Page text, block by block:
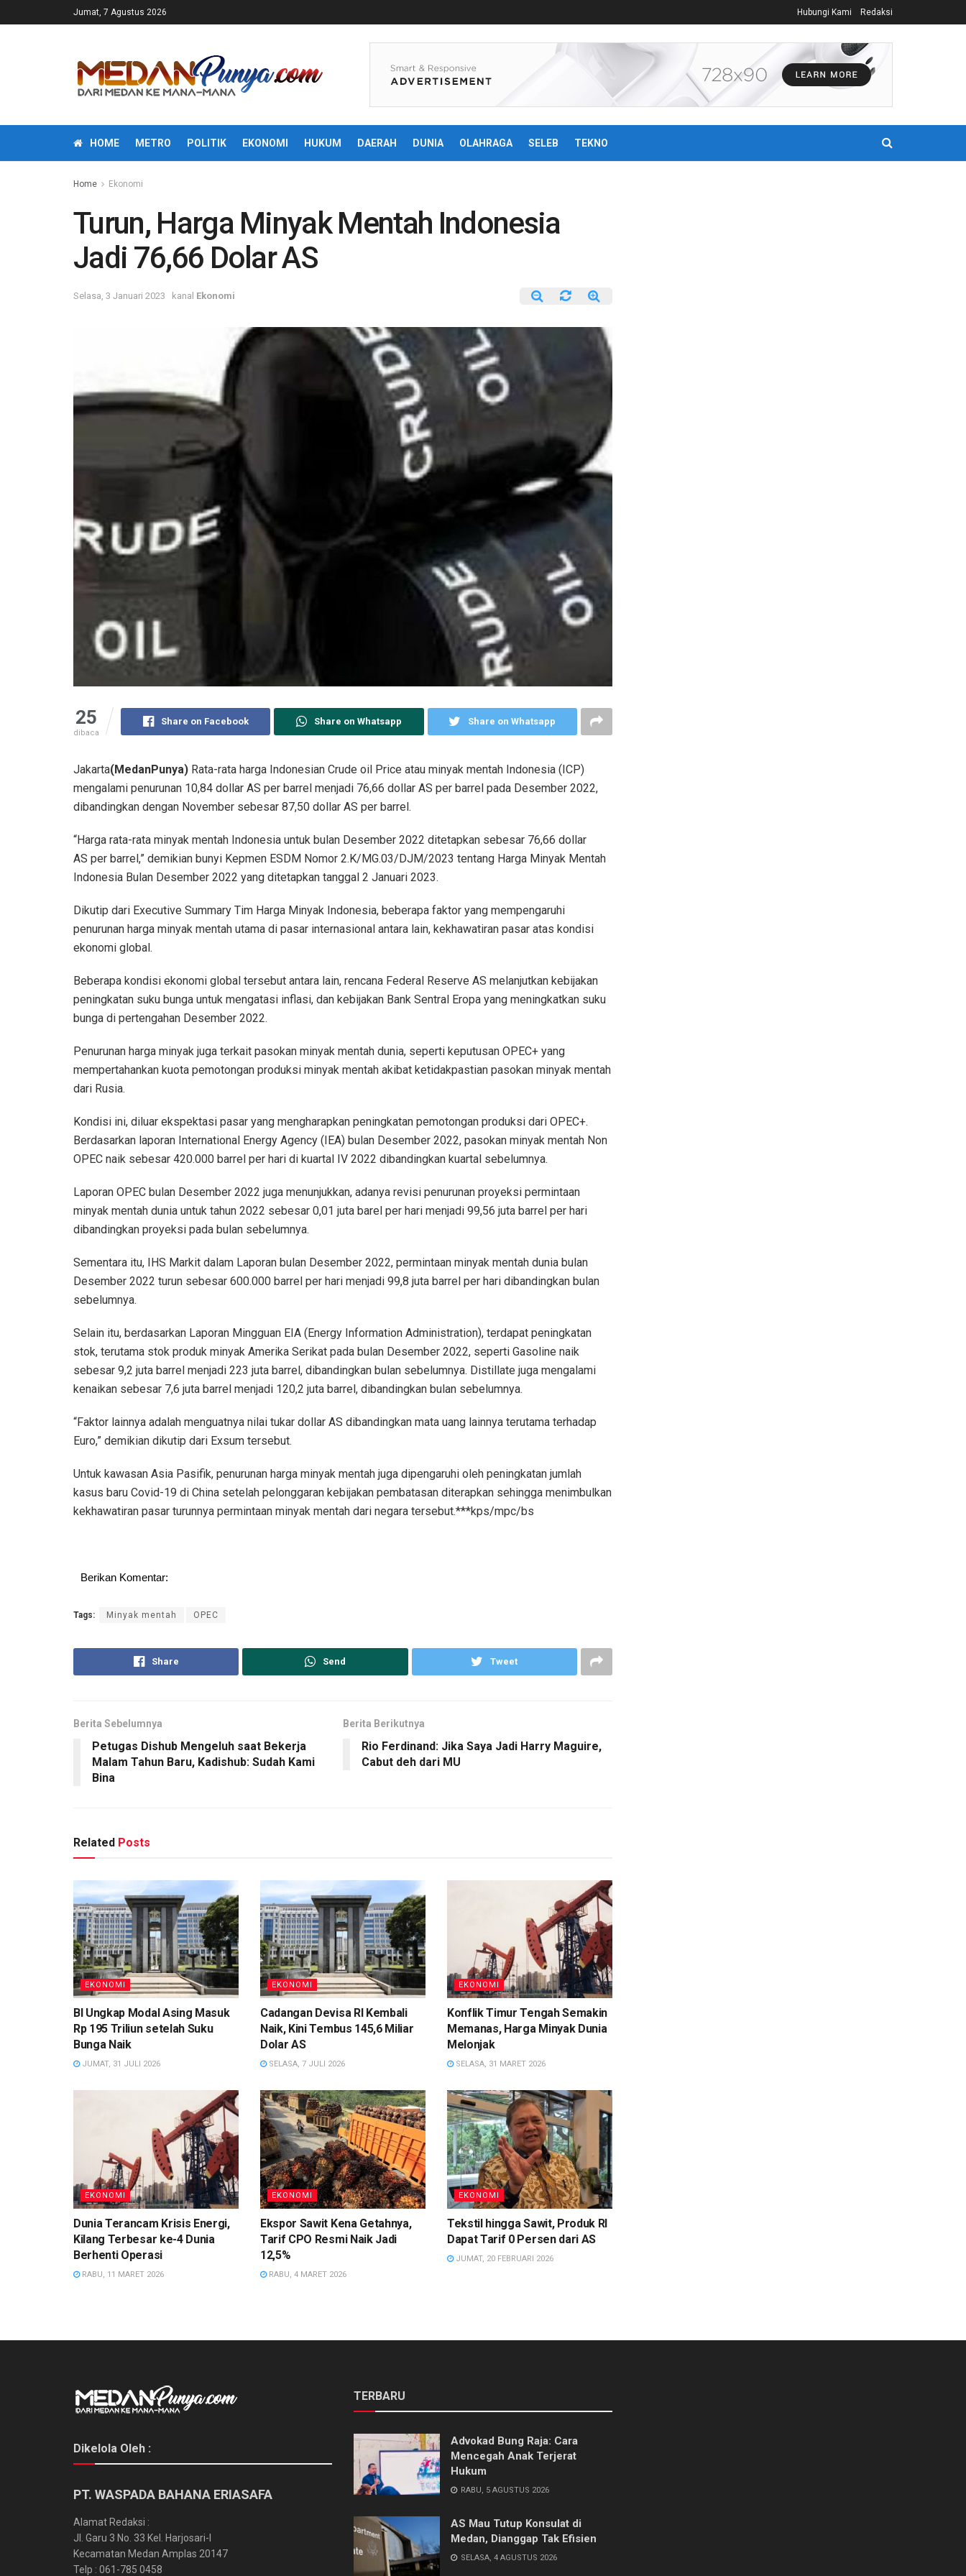
Jumat, 7 Agustus 2026 Hubungi Kami Redaksi
HOME METRO POLITIK EKONOMI HUKUM DAERAH DUNIA OLAHRAGA SELEB TEKNO
Home Ekonomi
Turun, Harga Minyak Mentah Indonesia
Jadi 76,66 Dolar AS
Selasa, 3 Januari 2023 kanal Ekonomi
25
dibaca
Share on Facebook Share on Whatsapp Share on Whatsapp
Jakarta(MedanPunya) Rata-rata harga Indonesian Crude oil Price atau minyak mentah Indonesia (ICP)
mengalami penurunan 10,84 dollar AS per barrel menjadi 76,66 dollar AS per barrel pada Desember 2022,
dibandingkan dengan November sebesar 87,50 dollar AS per barrel.
“Harga rata-rata minyak mentah Indonesia untuk bulan Desember 2022 ditetapkan sebesar 76,66 dollar
AS per barrel,” demikian bunyi Kepmen ESDM Nomor 2.K/MG.03/DJM/2023 tentang Harga Minyak Mentah
Indonesia Bulan Desember 2022 yang ditetapkan tanggal 2 Januari 2023.
Dikutip dari Executive Summary Tim Harga Minyak Indonesia, beberapa faktor yang mempengaruhi
penurunan harga minyak mentah utama di pasar internasional antara lain, kekhawatiran pasar atas kondisi
ekonomi global.
Beberapa kondisi ekonomi global tersebut antara lain, rencana Federal Reserve AS melanjutkan kebijakan
peningkatan suku bunga untuk mengatasi inflasi, dan kebijakan Bank Sentral Eropa yang meningkatkan suku
bunga di pertengahan Desember 2022.
Penurunan harga minyak juga terkait pasokan minyak mentah dunia, seperti keputusan OPEC+ yang
mempertahankan kuota pemotongan produksi minyak mentah akibat ketidakpastian pasokan minyak mentah
dari Rusia.
Kondisi ini, diluar ekspektasi pasar yang mengharapkan peningkatan pemotongan produksi dari OPEC+.
Berdasarkan laporan International Energy Agency (IEA) bulan Desember 2022, pasokan minyak mentah Non
OPEC naik sebesar 420.000 barrel per hari di kuartal IV 2022 dibandingkan kuartal sebelumnya.
Laporan OPEC bulan Desember 2022 juga menunjukkan, adanya revisi penurunan proyeksi permintaan
minyak mentah dunia untuk tahun 2022 sebesar 0,01 juta barel per hari menjadi 99,56 juta barrel per hari
dibandingkan proyeksi pada bulan sebelumnya.
Sementara itu, IHS Markit dalam Laporan bulan Desember 2022, permintaan minyak mentah dunia bulan
Desember 2022 turun sebesar 600.000 barrel per hari menjadi 99,8 juta barrel per hari dibandingkan bulan
sebelumnya.
Selain itu, berdasarkan Laporan Mingguan EIA (Energy Information Administration), terdapat peningkatan
stok, terutama stok produk minyak Amerika Serikat pada bulan Desember 2022, seperti Gasoline naik
sebesar 9,2 juta barrel menjadi 223 juta barrel, dibandingkan bulan sebelumnya. Distillate juga mengalami
kenaikan sebesar 7,6 juta barrel menjadi 120,2 juta barrel, dibandingkan bulan sebelumnya.
“Faktor lainnya adalah menguatnya nilai tukar dollar AS dibandingkan mata uang lainnya terutama terhadap
Euro,” demikian dikutip dari Exsum tersebut.
Untuk kawasan Asia Pasifik, penurunan harga minyak mentah juga dipengaruhi oleh peningkatan jumlah
kasus baru Covid-19 di China setelah pelonggaran kebijakan pembatasan diterapkan sehingga menimbulkan
kekhawatiran pasar turunnya permintaan minyak mentah dari negara tersebut.***kps/mpc/bs
Berikan Komentar:
Tags: Minyak mentah OPEC
Share Send Tweet
Berita Sebelumnya
Petugas Dishub Mengeluh saat Bekerja
Malam Tahun Baru, Kadishub: Sudah Kami
Bina
Berita Berikutnya
Rio Ferdinand: Jika Saya Jadi Harry Maguire,
Cabut deh dari MU
Related Posts
EKONOMI
BI Ungkap Modal Asing Masuk
Rp 195 Triliun setelah Suku
Bunga Naik
JUMAT, 31 JULI 2026
EKONOMI
Cadangan Devisa RI Kembali
Naik, Kini Tembus 145,6 Miliar
Dolar AS
SELASA, 7 JULI 2026
EKONOMI
Konflik Timur Tengah Semakin
Memanas, Harga Minyak Dunia
Melonjak
SELASA, 31 MARET 2026
EKONOMI
Dunia Terancam Krisis Energi,
Kilang Terbesar ke-4 Dunia
Berhenti Operasi
RABU, 11 MARET 2026
EKONOMI
Ekspor Sawit Kena Getahnya,
Tarif CPO Resmi Naik Jadi
12,5%
RABU, 4 MARET 2026
EKONOMI
Tekstil hingga Sawit, Produk RI
Dapat Tarif 0 Persen dari AS
JUMAT, 20 FEBRUARI 2026
Dikelola Oleh :
PT. WASPADA BAHANA ERIASAFA
Alamat Redaksi :
Jl. Garu 3 No. 33 Kel. Harjosari-I
Kecamatan Medan Amplas 20147
Telp : 061-785 0458
TERBARU
Advokad Bung Raja: Cara
Mencegah Anak Terjerat
Hukum
RABU, 5 AGUSTUS 2026
AS Mau Tutup Konsulat di
Medan, Dianggap Tak Efisien
SELASA, 4 AGUSTUS 2026